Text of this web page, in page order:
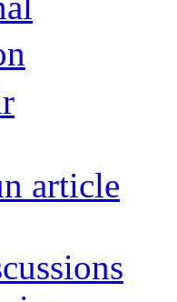
article